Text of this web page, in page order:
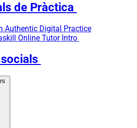
de Pràctica
Authentic Digital Practice
Online Tutor Intro